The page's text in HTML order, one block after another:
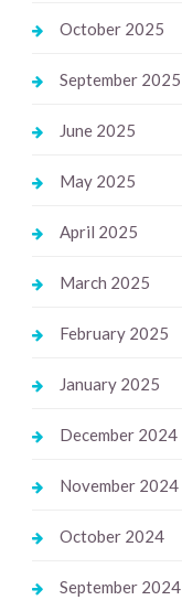
October 2025
September 2025
June 2025
May 2025
April 2025
March 2025
February 2025
January 2025
December 2024
November 2024
October 2024
September 2024